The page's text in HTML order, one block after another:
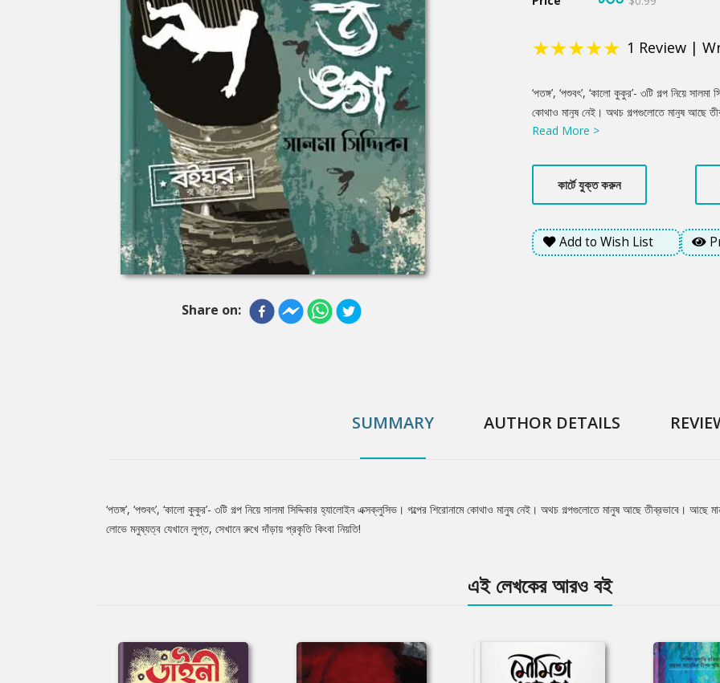
Share on:
★★★★★ 1 Review |
Product
Summery
‘পতঙ্গ’, ‘পশুবৎ’, ‘কালো কুকুর’- ৩টি গল্প নিয়ে
কোথাও মানুষ নেই। অথচ গল্পগুলোতে মানুষ আছে
মানুষরুপী পশুত্ব। ক্ষমতা কিংবা অর্থের লোভে
Read More >
কার্টে যুক্ত করুন
Add to Wish List
SUMMARY AUTHOR DETAILS
Tab
‘পতঙ্গ’, ‘পশুবৎ’, ‘কালো কুকুর’- ৩টি গল্প নিয়ে সালমা সিদ্দিকার হ্যালোইন এক্সক্লুসিভ। গল্পের শিরোনামে কোথাও মানুষ নেই। অথচ গল্পগুলোতে মানুষ আছে তীব্রভাবে। আছে
লোভে মনুষ্যত্ব যেখানে লুপ্ত, সেখানে রুখে দাঁড়ায় প্রকৃতি কিংবা নিয়তি!
এই লেখকের আরও বই